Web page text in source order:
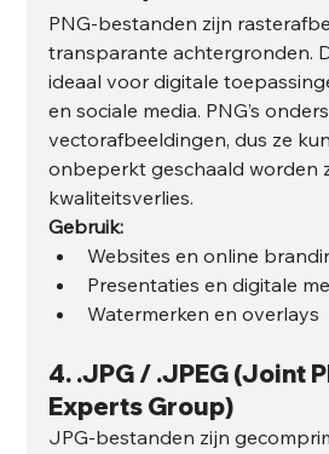
PNG-bestanden zijn
transparante achtergronden.
ideaal voor digitale
en sociale media. PNG’s
vectorafbeeldingen, dus ze
onbeperkt geschaald worden
kwaliteitsverlies.
Gebruik:
Websites en online
Presentaties en digitale
Watermerken en overlays
4. .JPG / .JPEG (Joint
Experts Group)
JPG-bestanden zijn